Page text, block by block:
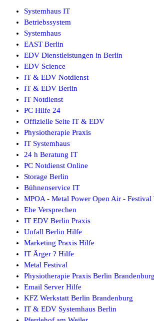
Systemhaus IT
Betriebssystem
Systemhaus
EAST Berlin
EDV Dienstleistungen in Berlin
EDV Science
IT & EDV Notdienst
IT & EDV Berlin
IT Notdienst
PC Hilfe 24
Offizielle Seite IT & EDV
Physiotherapie Praxis
IT Systemhaus
24 h Beratung IT
PC Notdienst Online
Storage Berlin
Bühnenservice IT
MPOA - Metal Power Open Air - Festival
Ehe Versprechen
IT EDV Berlin Praxis
Unfall Berlin Hilfe
Marketing Praxis Hilfe
IT Ärger ? Hilfe
Metal Festival
Physiotherapie Praxis Berlin
Email Server Hilfe
KFZ Werkstatt Berlin Brandenburg
IT & EDV Systemhaus Berlin